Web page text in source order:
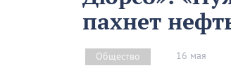
пахнет
Общество 16 мая